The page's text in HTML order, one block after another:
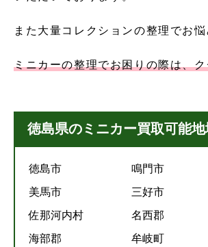
また大量コレクションの整理でお
ミニカーの整理でお困りの際は、
徳島県のミニカー買取可能
徳島市 鳴門市
美馬市
三好市
佐那河内村
名西郡
海部郡
牟岐町